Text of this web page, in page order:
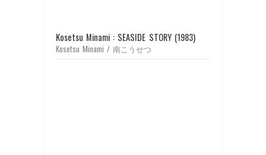
Kosetsu Minami : SEASIDE STORY (1983)
Kosetsu Minami / 南こうせつ